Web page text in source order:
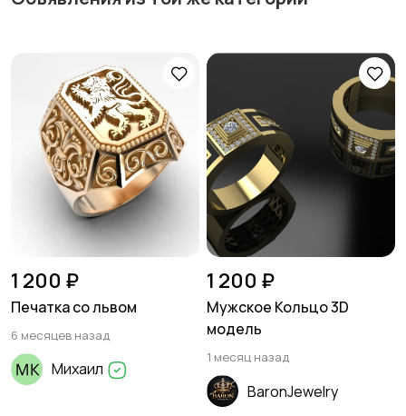
1 200 ₽
Печатка со львом
6 месяцев назад
Михаил
1 200 ₽
Мужское Кольцо 3D
модель
1 месяц назад
BaronJewelry